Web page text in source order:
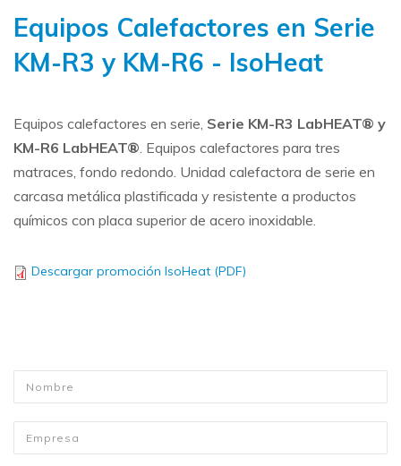
Equipos Calefactores en Serie
KM-R3 y KM-R6 - IsoHeat
Equipos calefactores en serie, Serie KM-R3 LabHEAT® y
KM-R6 LabHEAT®. Equipos calefactores para tres
matraces, fondo redondo. Unidad calefactora de serie en
carcasa metálica plastificada y resistente a productos
químicos con placa superior de acero inoxidable.
Descargar promoción IsoHeat (PDF)
Nombre
Empresa